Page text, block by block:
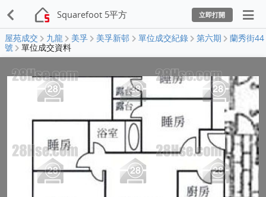
Squarefoot 5平方 立即打開
屋苑成交 九龍 美孚 美孚新邨 單位成交紀錄 第六期
蘭秀街44
號
單位成交資料